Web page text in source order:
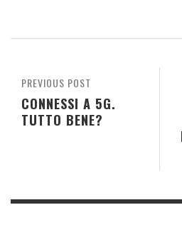
PREVIOUS POST
CONNESSI A 5G.
TUTTO BENE?